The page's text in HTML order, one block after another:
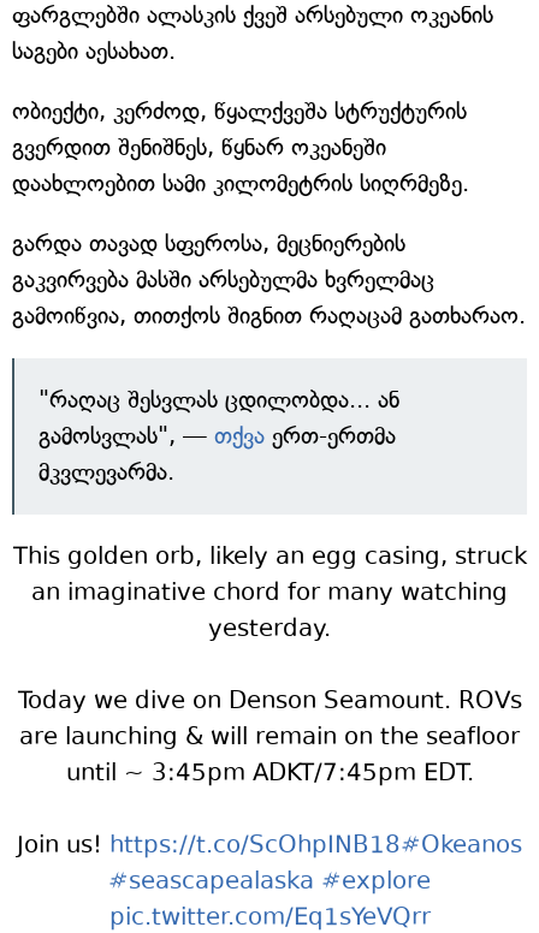
ფარგლებში ალასკის ქვეშ არსებული ოკეანის
საგები აესახათ.
ობიექტი, კერძოდ, წყალქვეშა სტრუქტურის
გვერდით შენიშნეს, წყნარ ოკეანეში
დაახლოებით სამი კილომეტრის სიღრმეზე.
გარდა თავად სფეროსა, მეცნიერების
გაკვირვება მასში არსებულმა ხვრელმაც
გამოიწვია, თითქოს შიგნით რაღაცამ გათხარაო.
"რაღაც შესვლას ცდილობდა... ან
გამოსვლას", — თქვა ერთ-ერთმა
მკვლევარმა.
This golden orb, likely an egg casing, struck
an imaginative chord for many watching
yesterday.
Today we dive on Denson Seamount. ROVs
are launching & will remain on the seafloor
until ~ 3:45pm ADKT/7:45pm EDT.
Join us! https://t.co/ScOhpINB18#Okeanos
#seascapealaska #explore
pic.twitter.com/Eq1sYeVQrr